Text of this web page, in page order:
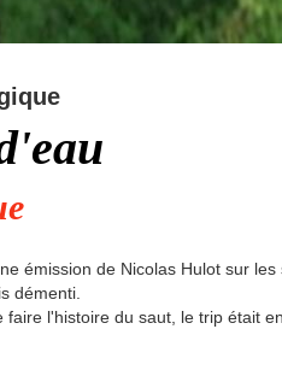
émission de Nicolas Hulot sur les
démenti.
l'histoire du saut, le trip était